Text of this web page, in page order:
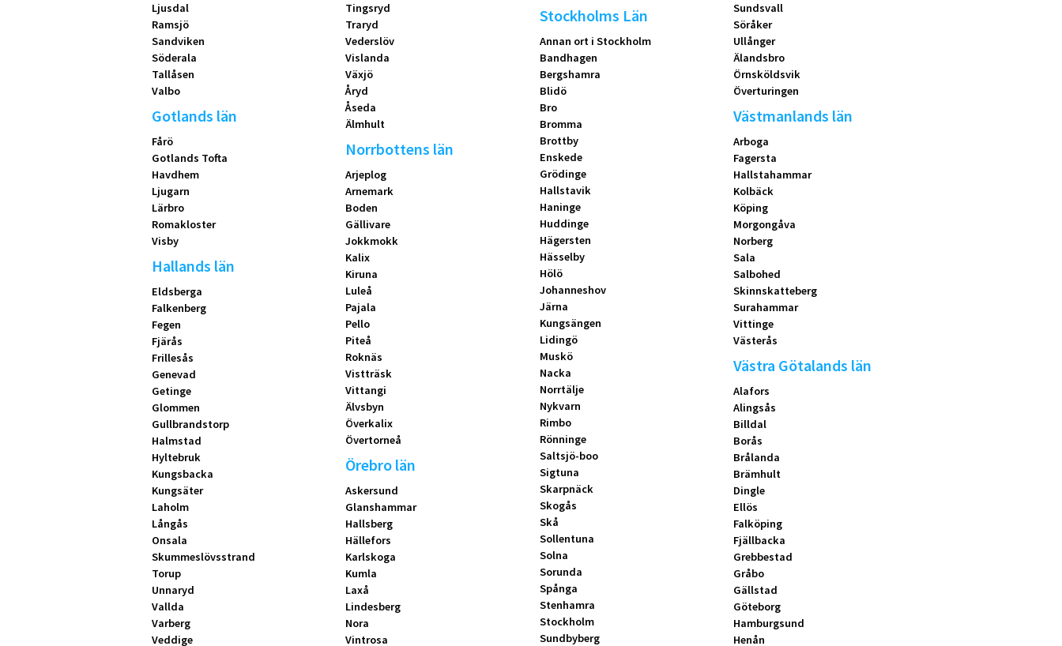
Ljusdal
Ramsjö
Sandviken
Söderala
Tallåsen
Valbo
Gotlands län
Fårö
Gotlands Tofta
Havdhem
Ljugarn
Lärbro
Romakloster
Visby
Hallands län
Eldsberga
Falkenberg
Fegen
Fjärås
Frillesås
Genevad
Getinge
Glommen
Gullbrandstorp
Halmstad
Hyltebruk
Kungsbacka
Kungsäter
Laholm
Långås
Onsala
Skummeslövsstrand
Torup
Unnaryd
Vallda
Varberg
Veddige
Tingsryd
Traryd
Vederslöv
Vislanda
Växjö
Åryd
Åseda
Älmhult
Norrbottens län
Arjeplog
Arnemark
Boden
Gällivare
Jokkmokk
Kalix
Kiruna
Luleå
Pajala
Pello
Piteå
Roknäs
Vistträsk
Vittangi
Älvsbyn
Överkalix
Övertorneå
Örebro län
Askersund
Glanshammar
Hallsberg
Hällefors
Karlskoga
Kumla
Laxå
Lindesberg
Nora
Vintrosa
Stockholms Län
Annan ort i Stockholm
Bandhagen
Bergshamra
Blidö
Bro
Bromma
Brottby
Enskede
Grödinge
Hallstavik
Haninge
Huddinge
Hägersten
Hässelby
Hölö
Johanneshov
Järna
Kungsängen
Lidingö
Muskö
Nacka
Norrtälje
Nykvarn
Rimbo
Rönninge
Saltsjö-boo
Sigtuna
Skarpnäck
Skogås
Skå
Sollentuna
Solna
Sorunda
Spånga
Stenhamra
Stockholm
Sundbyberg
Sundsvall
Söråker
Ullånger
Älandsbro
Örnsköldsvik
Överturingen
Västmanlands län
Arboga
Fagersta
Hallstahammar
Kolbäck
Köping
Morgongåva
Norberg
Sala
Salbohed
Skinnskatteberg
Surahammar
Vittinge
Västerås
Västra Götalands län
Alafors
Alingsås
Billdal
Borås
Brålanda
Brämhult
Dingle
Ellös
Falköping
Fjällbacka
Grebbestad
Gråbo
Gällstad
Göteborg
Hamburgsund
Henån